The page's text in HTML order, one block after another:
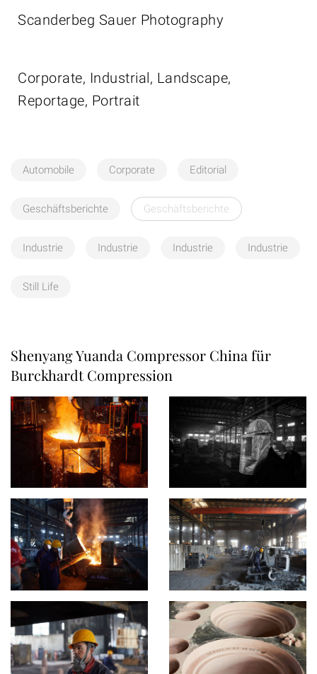
Scanderbeg Sauer Photography
Corporate, Industrial, Landscape,
Reportage, Portrait
Automobile Corporate Editorial
Geschäftsberichte Geschäftsberichte
Industrie Industrie Industrie Industrie
Still Life
Shenyang Yuanda Compressor China für
Burckhardt Compression